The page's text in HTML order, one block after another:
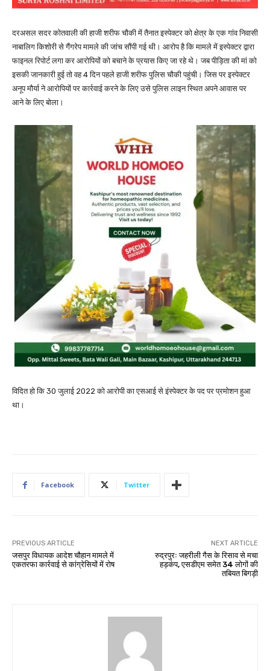
दरअसल सदर कोतवाली की हाजी शरीफ चौकी में तैनात इस्पेक्टर को क्षेत्र के एक गांव निवासी
नाबालिग किशोरी से गैंगरेप मामले की जांच सौंपी गई थी। आरोप है कि मामले में इस्पेक्टर द्वारा
फाइनल रिपोर्ट लगा कर आरोपियों को बचाने के प्रयास किए जा रहे थे। जब पीड़िता की मां को
इसकी जानकारी हुई तो वह 4 दिन पहले हाजी शरीफ पुलिस चौकी पहुंची। जिस पर इस्पेक्टर
अनूप मौर्या ने आरोपियों पर कार्रवाई करने के लिए उसे पुलिस लाइन स्थित अपने आवास पर
आने के लिए बोला।
विदित हो कि 30 जुलाई 2022 को आरोपी का एसआई से इंस्पेक्टर के पद पर प्रमोशन हुआ
था।
Facebook Twitter
PREVIOUS ARTICLE
जसपुर विधायक आदेश चौहान मामले में
एकतरफा कार्रवाई से कांग्रेसियों में रोष
NEXT ARTICLE
रुद्रपुरः जहरीली गैस के रिसाव से मचा
हड़कंप, एसडीएम समेत 34 लोगों की
तबियत बिगड़ी